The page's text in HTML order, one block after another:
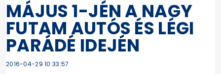
MÁJUS 1-JÉN A NAGY
FUTAM AUTÓS ÉS LÉGI
PARÁDÉ IDEJÉN
2016-04-29 10:33:57